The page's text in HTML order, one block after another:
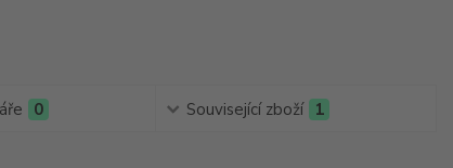
0 Související zboží 1